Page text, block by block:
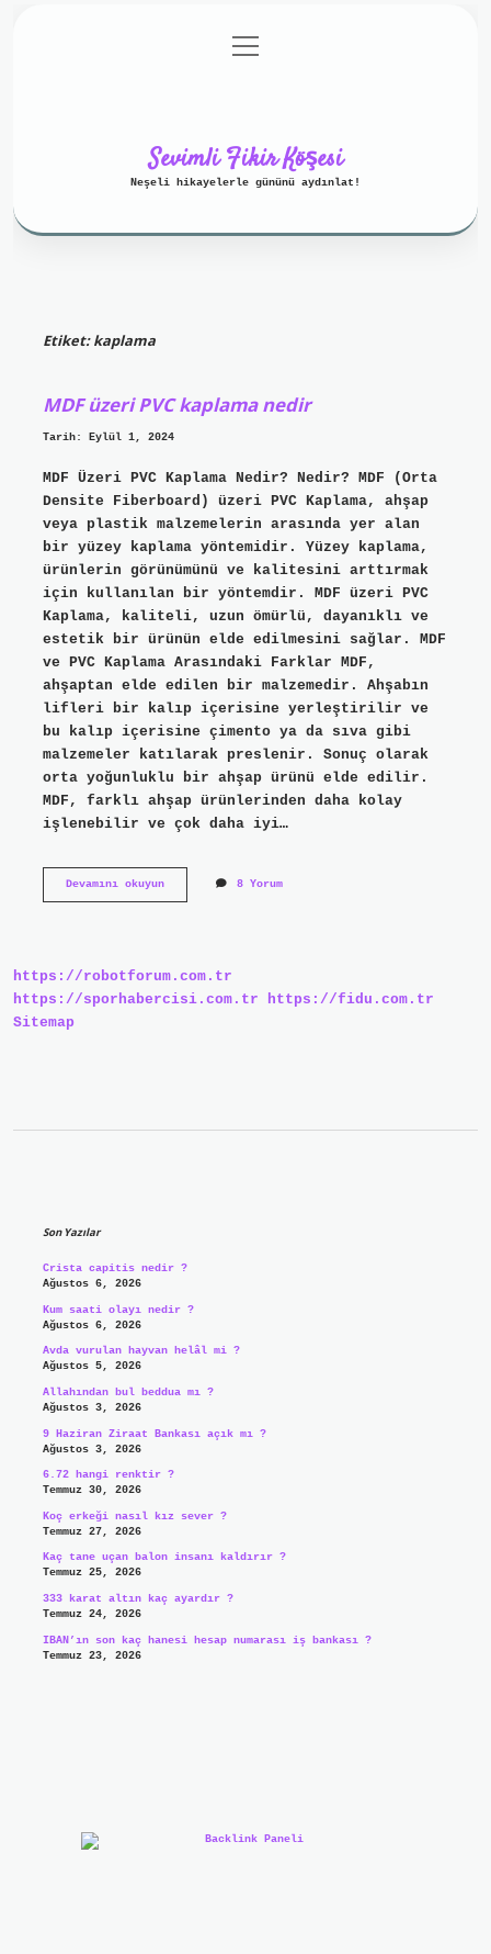
Gizlilik Politikası
menüyü
aç
Sevimli Fikir Köşesi
Neşeli hikayelerle gününü aydınlat!
Etiket:kaplama
MDF üzeri PVC kaplama nedir
Tarih: Eylül 1, 2024
MDF Üzeri PVC Kaplama Nedir? Nedir? MDF (Orta
Densite Fiberboard) üzeri PVC Kaplama, ahşap
veya plastik malzemelerin arasında yer alan
bir yüzey kaplama yöntemidir. Yüzey kaplama,
ürünlerin görünümünü ve kalitesini arttırmak
için kullanılan bir yöntemdir. MDF üzeri PVC
Kaplama, kaliteli, uzun ömürlü, dayanıklı ve
estetik bir ürünün elde edilmesini sağlar. MDF
ve PVC Kaplama Arasındaki Farklar MDF,
ahşaptan elde edilen bir malzemedir. Ahşabın
lifleri bir kalıp içerisine yerleştirilir ve
bu kalıp içerisine çimento ya da sıva gibi
malzemeler katılarak preslenir. Sonuç olarak
orta yoğunluklu bir ahşap ürünü elde edilir.
MDF, farklı ahşap ürünlerinden daha kolay
işlenebilir ve çok daha iyi…
Devamını okuyunMDF
8 Yorum
https://robotforum.com.tr
https://sporhabercisi.com.tr
https://fidu.com.tr
Sitemap
Son Yazılar
Crista capitis nedir ?
Ağustos 6, 2026
Kum saati olayı nedir ?
Ağustos 6, 2026
Avda vurulan hayvan helâl mi ?
Ağustos 5, 2026
Allahından bul beddua mı ?
Ağustos 3, 2026
9 Haziran Ziraat Bankası açık mı ?
Ağustos 3, 2026
6.72 hangi renktir ?
Temmuz 30, 2026
Koç erkeği nasıl kız sever ?
Temmuz 27, 2026
Kaç tane uçan balon insanı kaldırır ?
Temmuz 25, 2026
333 karat altın kaç ayardır ?
Temmuz 24, 2026
IBAN’ın son kaç hanesi hesap numarası iş bankası ?
Temmuz 23, 2026